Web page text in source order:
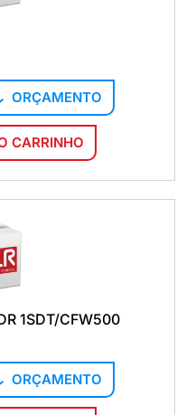
ORÇAMENTO
CARRINHO
1SDT/CFW500
ORÇAMENTO